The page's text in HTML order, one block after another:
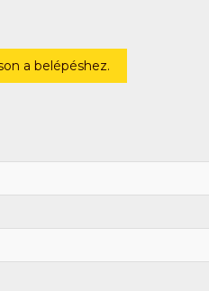
a belépéshez.